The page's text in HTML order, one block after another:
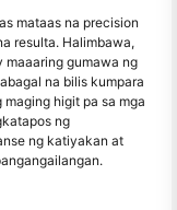
mataas na precision
resulta. Halimbawa,
maaaring gumawa ng
na bilis kumpara
higit pa sa mga
ng
ng katiyakan at